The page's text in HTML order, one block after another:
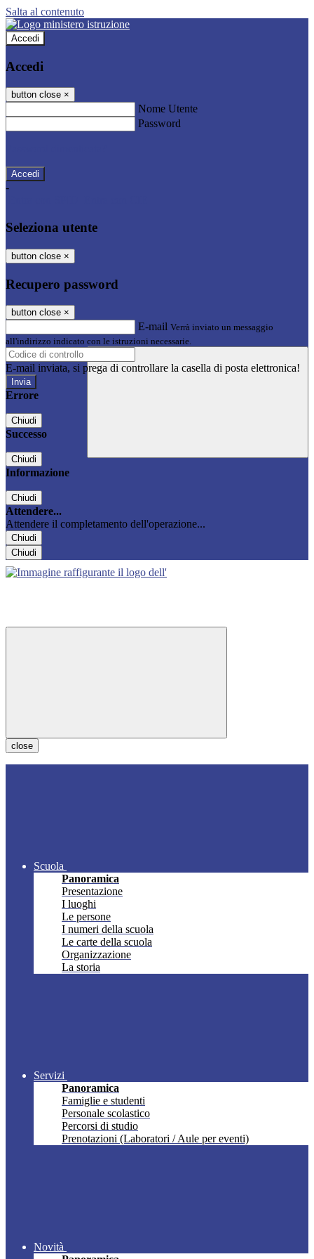
Salta al contenuto
Accedi
Accedi
button close ×
Nome Utente
Password
-
Seleziona utente
button close ×
Recupero password
button close ×
E-mail Verrà inviato un messaggio
all'indirizzo indicato con le istruzioni necessarie.
E-mail inviata, si prega di controllare la casella di posta elettronica!
Errore
Chiudi
Successo
Chiudi
Informazione
Chiudi
Attendere...
Attendere il completamento dell'operazione...
Chiudi
Chiudi
close
Scuola
Panoramica
Presentazione
I luoghi
Le persone
I numeri della scuola
Le carte della scuola
Organizzazione
La storia
Servizi
Panoramica
Famiglie e studenti
Personale scolastico
Percorsi di studio
Prenotazioni (Laboratori / Aule per eventi)
Novità